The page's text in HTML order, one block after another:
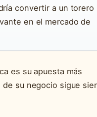
convertir a un torero
en el mercado de
es su apuesta más
su negocio sigue